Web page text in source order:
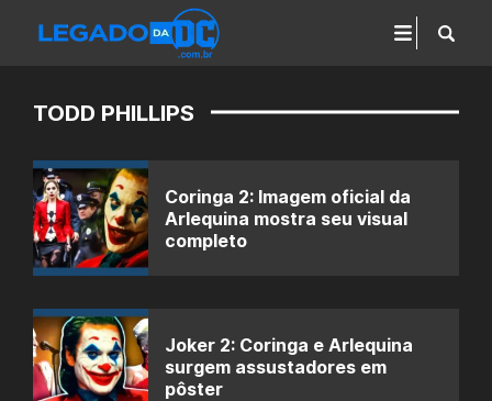
TODD PHILLIPS
Coringa 2: Imagem oficial da
Arlequina mostra seu visual
completo
Joker 2: Coringa e Arlequina
surgem assustadores em
pôster